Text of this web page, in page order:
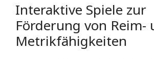
Interaktive Spiele zur
Förderung von Reim-
Metrikfähigkeiten